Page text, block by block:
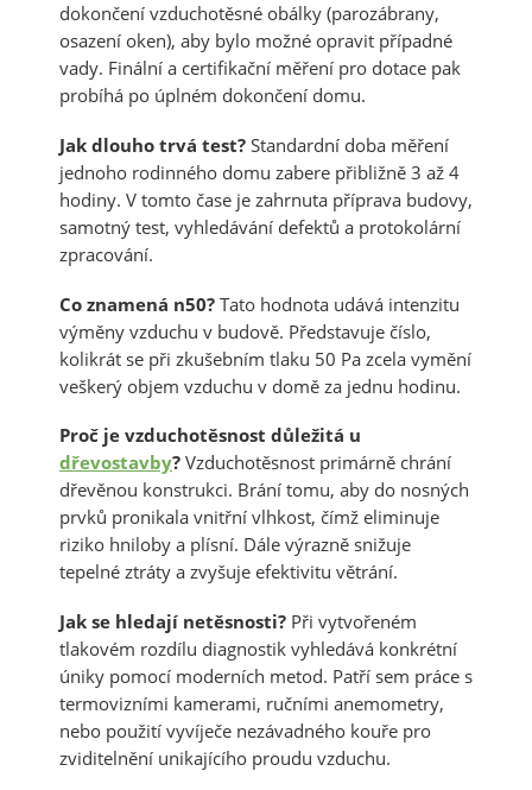
dokončení vzduchotěsné obálky (parozábrany,
osazení oken), aby bylo možné opravit případné
vady. Finální a certifikační měření pro dotace pak
probíhá po úplném dokončení domu.
Jak dlouho trvá test? Standardní doba měření
jednoho rodinného domu zabere přibližně 3 až 4
hodiny. V tomto čase je zahrnuta příprava budovy,
samotný test, vyhledávání defektů a protokolární
zpracování.
Co znamená n50? Tato hodnota udává intenzitu
výměny vzduchu v budově. Představuje číslo,
kolikrát se při zkušebním tlaku 50 Pa zcela vymění
veškerý objem vzduchu v domě za jednu hodinu.
Proč je vzduchotěsnost důležitá u
dřevostavby? Vzduchotěsnost primárně chrání
dřevěnou konstrukci. Brání tomu, aby do nosných
prvků pronikala vnitřní vlhkost, čímž eliminuje
riziko hniloby a plísní. Dále výrazně snižuje
tepelné ztráty a zvyšuje efektivitu větrání.
Jak se hledají netěsnosti? Při vytvořeném
tlakovém rozdílu diagnostik vyhledává konkrétní
úniky pomocí moderních metod. Patří sem práce s
termovizními kamerami, ručními anemometry,
nebo použití vyvíječe nezávadného kouře pro
zviditelnění unikajícího proudu vzduchu.